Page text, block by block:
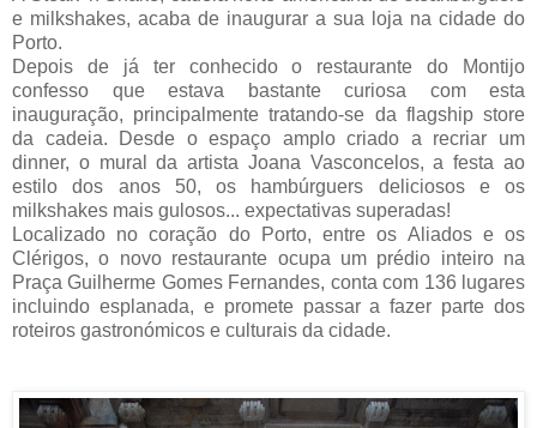
e milkshakes, acaba de inaugurar a sua loja na cidade do
Porto.
Depois de já ter conhecido o restaurante do Montijo
confesso que estava bastante curiosa com esta
inauguração, principalmente tratando-se da flagship store
da cadeia. Desde o espaço amplo criado a recriar um
dinner, o mural da artista Joana Vasconcelos, a festa ao
estilo dos anos 50, os hambúrguers deliciosos e os
milkshakes mais gulosos... expectativas superadas!
Localizado no coração do Porto, entre os Aliados e os
Clérigos, o novo restaurante ocupa um prédio inteiro na
Praça Guilherme Gomes Fernandes, conta com 136 lugares
incluindo esplanada, e promete passar a fazer parte dos
roteiros gastronómicos e culturais da cidade.